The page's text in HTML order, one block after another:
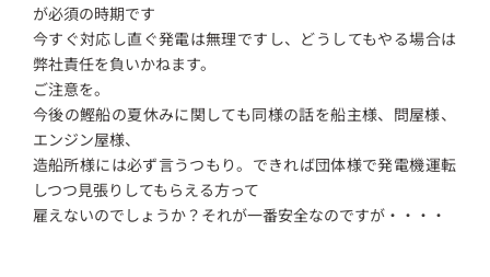
が必須の時期です
今すぐ対応し直ぐ発電は無理ですし、どうしてもやる場合は
弊社責任を負いかねます。
ご注意を。
今後の鰹船の夏休みに関しても同様の話を船主様、問屋様、
エンジン屋様、
造船所様には必ず言うつもり。できれば団体様で発電機運転
しつつ見張りしてもらえる方って
雇えないのでしょうか？それが一番安全なのですが・・・・